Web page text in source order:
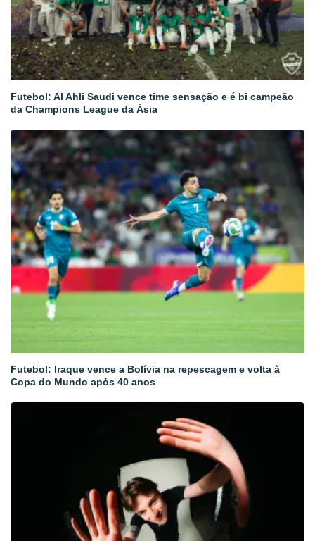
Futebol: Al Ahli Saudi vence time sensação e é bi campeão
da Champions League da Ásia
Futebol: Iraque vence a Bolívia na repescagem e volta à
Copa do Mundo após 40 anos